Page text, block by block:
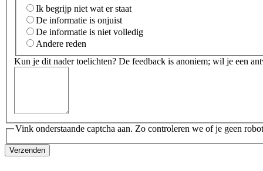
Ik begrijp niet wat er staat
De informatie is onjuist
De informatie is niet volledig
Andere reden
Kun je dit nader toelichten? De feedback is anoniem; wil je een
Vink onderstaande captcha aan. Zo controleren we of je geen
Verzenden